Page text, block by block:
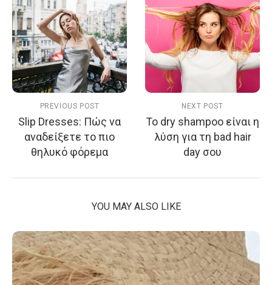
PREVIOUS POST
Slip Dresses: Πώς να
αναδείξετε το πιο
θηλυκό φόρεμα
NEXT POST
Το dry shampoo είναι η
λύση για τη bad hair
day σου
YOU MAY ALSO LIKE